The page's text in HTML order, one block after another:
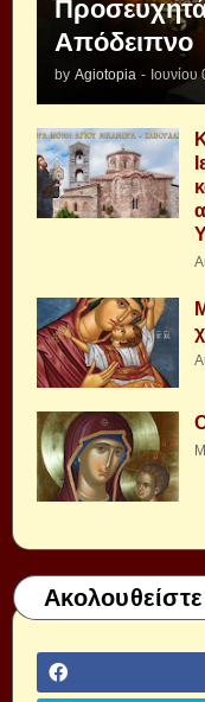
Απόδειπνο
by Agiotopia -